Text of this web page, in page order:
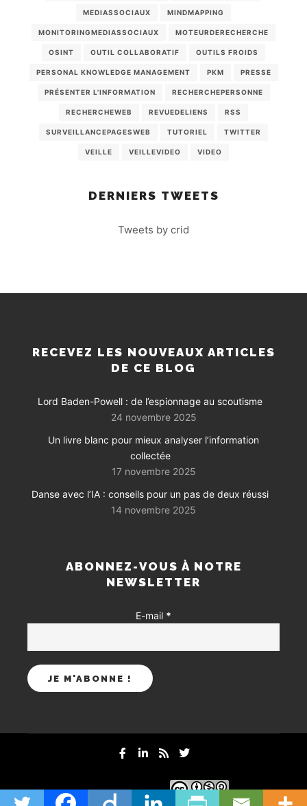
MEDIASSOCIAUX MINDMAPPING
MONITORINGMEDIASSOCIAUX MOTEURDERECHERCHE
OSINT OUTIL COLLABORATIF OUTILS FROIDS
PERSONAL KNOWLEDGE MANAGEMENT PKM PRESSE
PRÉSENTER L'INFORMATION RECHERCHEPERSONNE
RECHERCHEWEB REVUEDELIENS RSS
SURVEILLANCEPAGESWEB TUTORIEL TWITTER
VEILLE VEILLEVIDEO VIDEO
DERNIERS TWEETS
Tweets by crid
RECEVEZ LES NOUVEAUX ARTICLES
DE CE BLOG
Lord Baden-Powell : de l’espionnage au scoutisme
24 novembre 2025
Un livre blanc pour mieux analyser l’information
collectée
17 novembre 2025
Danse avec l’IA : conseils pour un pas de deux réussi
14 novembre 2025
ABONNEZ-VOUS À NOTRE
NEWSLETTER
E-mail *
mentions-legales